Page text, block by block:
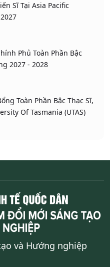
Sĩ Tại Asia Pacific
Phủ Toàn Phần Bậc
2027 - 2028
Toàn Phần Bậc Thạc Sĩ,
Of Tasmania (UTAS)
và Hướng nghiệp